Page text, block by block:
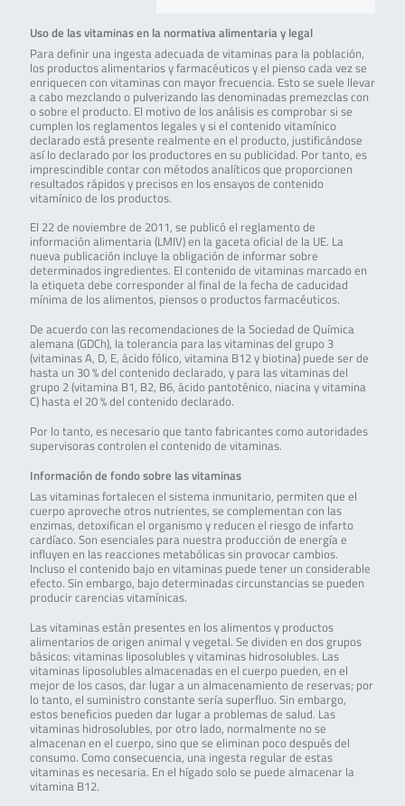
Uso de las vitaminas en la normativa alimentaria y legal
Para definir una ingesta adecuada de vitaminas para la población,
los productos alimentarios y farmacéuticos y el pienso cada vez se
enriquecen con vitaminas con mayor frecuencia. Esto se suele llevar
a cabo mezclando o pulverizando las denominadas premezclas con
o sobre el producto. El motivo de los análisis es comprobar si se
cumplen los reglamentos legales y si el contenido vitamínico
declarado está presente realmente en el producto, justificándose
así lo declarado por los productores en su publicidad. Por tanto, es
imprescindible contar con métodos analíticos que proporcionen
resultados rápidos y precisos en los ensayos de contenido
vitamínico de los productos.
El 22 de noviembre de 2011, se publicó el reglamento de
información alimentaria (LMIV) en la gaceta oficial de la UE. La
nueva publicación incluye la obligación de informar sobre
determinados ingredientes. El contenido de vitaminas marcado en
la etiqueta debe corresponder al final de la fecha de caducidad
mínima de los alimentos, piensos o productos farmacéuticos.
De acuerdo con las recomendaciones de la Sociedad de Química
alemana (GDCh), la tolerancia para las vitaminas del grupo 3
(vitaminas A, D, E, ácido fólico, vitamina B12 y biotina) puede ser de
hasta un 30 % del contenido declarado, y para las vitaminas del
grupo 2 (vitamina B1, B2, B6, ácido pantoténico, niacina y vitamina
C) hasta el 20 % del contenido declarado.
Por lo tanto, es necesario que tanto fabricantes como autoridades
supervisoras controlen el contenido de vitaminas.
Información de fondo sobre las vitaminas
Las vitaminas fortalecen el sistema inmunitario, permiten que el
cuerpo aproveche otros nutrientes, se complementan con las
enzimas, detoxifican el organismo y reducen el riesgo de infarto
cardíaco. Son esenciales para nuestra producción de energía e
influyen en las reacciones metabólicas sin provocar cambios.
Incluso el contenido bajo en vitaminas puede tener un considerable
efecto. Sin embargo, bajo determinadas circunstancias se pueden
producir carencias vitamínicas.
Las vitaminas están presentes en los alimentos y productos
alimentarios de origen animal y vegetal. Se dividen en dos grupos
básicos: vitaminas liposolubles y vitaminas hidrosolubles. Las
vitaminas liposolubles almacenadas en el cuerpo pueden, en el
mejor de los casos, dar lugar a un almacenamiento de reservas; por
lo tanto, el suministro constante sería superfluo. Sin embargo,
estos beneficios pueden dar lugar a problemas de salud. Las
vitaminas hidrosolubles, por otro lado, normalmente no se
almacenan en el cuerpo, sino que se eliminan poco después del
consumo. Como consecuencia, una ingesta regular de estas
vitaminas es necesaria. En el hígado solo se puede almacenar la
vitamina B12.